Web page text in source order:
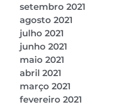
setembro 2021
agosto 2021
julho 2021
junho 2021
maio 2021
abril 2021
março 2021
fevereiro 2021